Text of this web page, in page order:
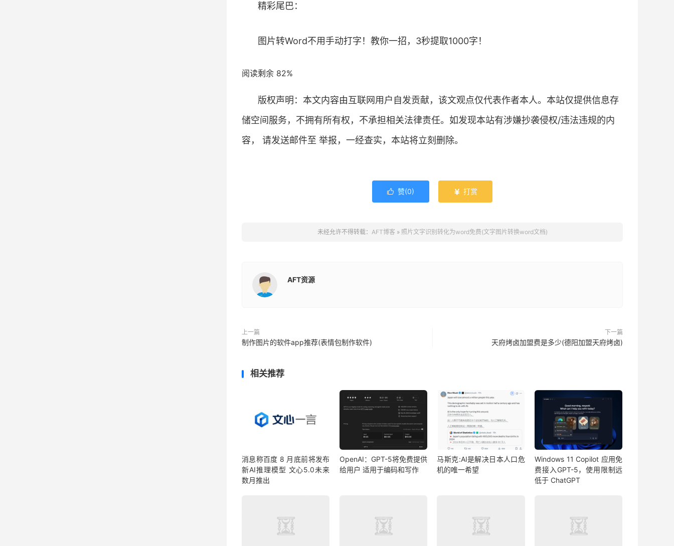
精彩尾巴：
图片转Word不用手动打字！教你一招，3秒提取1000字！
阅读剩余 82%
版权声明：本文内容由互联网用户自发贡献，该文观点仅代表作者本人。本站仅提供信息存
储空间服务，不拥有所有权，不承担相关法律责任。如发现本站有涉嫌抄袭侵权/违法违规的内
容， 请发送邮件至 举报，一经查实，本站将立刻删除。
 赞(0)  打赏
未经允许不得转载： AFT博客 » 照片文字识别转化为word免费(文字图片转换word文档)
AFT资源
上一篇
制作图片的软件app推荐(表情包制作软件)
下一篇
天府烤卤加盟费是多少(德阳加盟天府烤卤)
相关推荐
消息称百度 8 月底前将发布
新AI推理模型 文心5.0未来
数月推出
OpenAI：GPT-5将免费提供
给用户 适用于编码和写作
马斯克:AI是解决日本人口危
机的唯一希望
Windows 11 Copilot 应用免
费接入GPT-5，使用限制远
低于 ChatGPT